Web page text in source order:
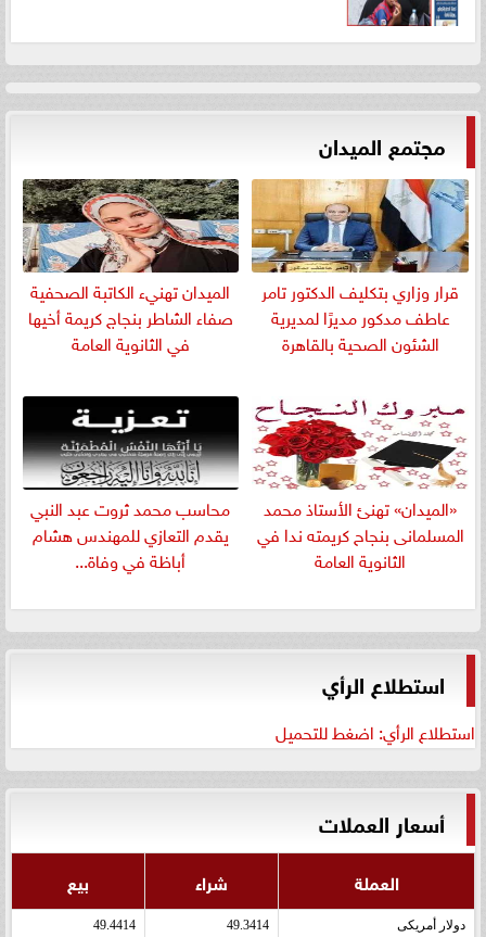
مجتمع الميدان
قرار وزاري بتكليف الدكتور تامر
عاطف مدكور مديرًا لمديرية
الشئون الصحية بالقاهرة
الميدان تهنيء الكاتبة الصحفية
صفاء الشاطر بنجاج كريمة أخيها
في الثانوية العامة
«الميدان» تهنئ الأستاذ محمد
المسلمانى بنجاح كريمته ندا في
الثانوية العامة
​محاسب محمد ثروت عبد النبي
يقدم التعازي للمهندس هشام
أباظة في وفاة...
استطلاع الرأي
استطلاع الرأي: اضغط للتحميل
أسعار العملات
العملة شراء بيع
دولار أمريكى 49.3414
49.4414